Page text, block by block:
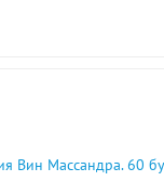
Вин Массандра. 60